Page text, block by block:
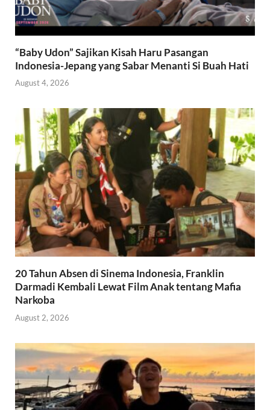
“Baby Udon” Sajikan Kisah Haru Pasangan
Indonesia-Jepang yang Sabar Menanti Si Buah Hati
August 4, 2026
20 Tahun Absen di Sinema Indonesia, Franklin
Darmadi Kembali Lewat Film Anak tentang Mafia
Narkoba
August 2, 2026